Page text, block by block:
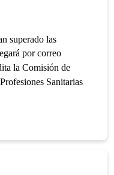
superado las
por correo
la Comisión de
Sanitarias